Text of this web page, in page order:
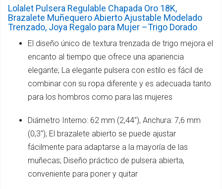
Lolalet Pulsera Regulable Chapada Oro 18K,
Brazalete Muñequero Abierto Ajustable Modelado
Trenzado, Joya Regalo para Mujer –Trigo Dorado
El diseño único de textura trenzada de trigo mejora el
encanto al tiempo que ofrece una apariencia
elegante; La elegante pulsera con estilo es fácil de
combinar con su ropa diferente y es adecuada tanto
para los hombros como para las mujeres
Diámetro Interno: 62 mm (2,44"), Anchura: 7,6 mm
(0,3"); El brazalete abierto se puede ajustar
fácilmente para adaptarse a la mayoría de las
muñecas; Diseño práctico de pulsera abierta,
conveniente para poner y quitar